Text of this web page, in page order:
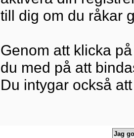
till dig om du råkar
Genom att klicka
du med på att
Du intygar också